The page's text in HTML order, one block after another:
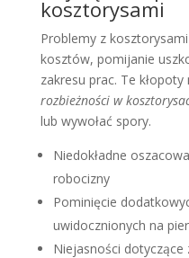
kosztorysami
Problemy z
kosztów, pomijanie
zakresu prac. Te
rozbieżności w
lub wywołać spory.
Niedokładne
robocizny
Pominięcie
uwidocznionych na
Niejasności dotyczące